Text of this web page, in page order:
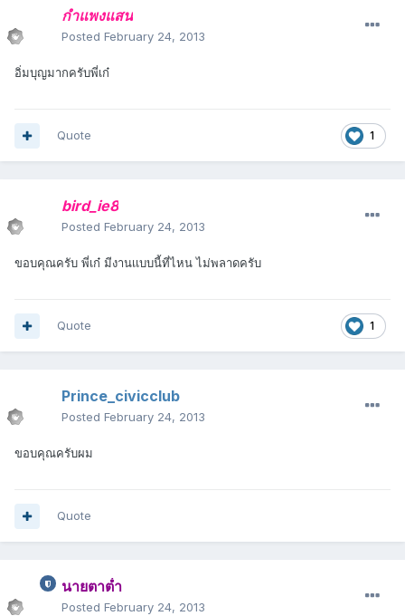
กำแพงแสน
Posted February 24, 2013
อิ่มบุญมากครับพี่เก๋
1
Quote
bird_ie8
Posted February 24, 2013
ขอบคุณครับ พี่เก๋ มีงานเเบบนี้ที่ไหน ไม่พลาดครับ
1
Quote
Prince_civicclub
Posted February 24, 2013
ขอบคุณครับผม
Quote
นายตาต่ำ
Posted February 24, 2013